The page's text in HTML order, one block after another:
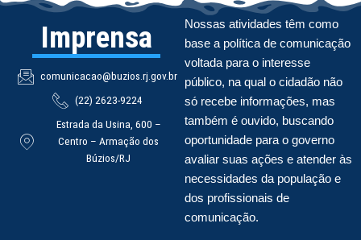
Imprensa
comunicacao@buzios.rj.gov.br
(22) 2623-9224
Estrada da Usina, 600 –
Centro – Armação dos
Búzios/RJ
Nossas atividades têm como
base a política de comunicação
voltada para o interesse
público, na qual o cidadão não
só recebe informações, mas
também é ouvido, buscando
oportunidade para o governo
avaliar suas ações e atender às
necessidades da população e
dos profissionais de
comunicação.